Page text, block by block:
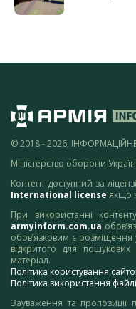
© 2018 - 2026,
Міністерство оборони
Контент доступний за
International license якщо
При використанні
armyinform.com.ua
обов’язковим є
відкритого для
матеріал.
Політика користування
Політика використання
Зауваження та пропозиції